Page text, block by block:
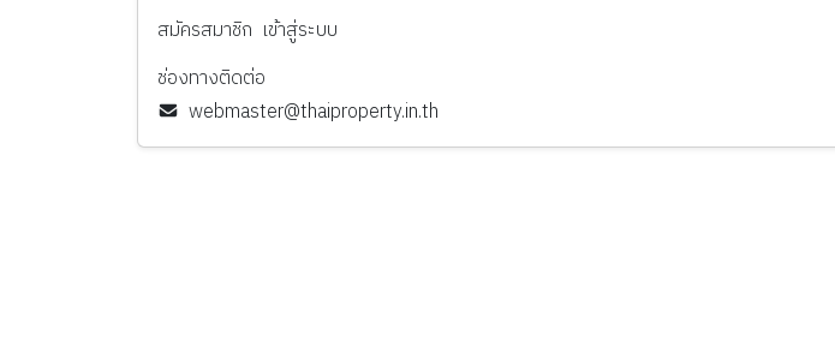
สมัครสมาชิก เข้าสู่ระบบ
ช่องทางติดต่อ
webmaster@thaiproperty.in.th